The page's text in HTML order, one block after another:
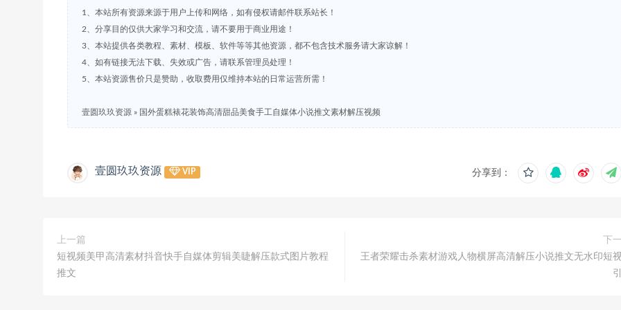
1、本站所有资源来源于用户上传和网络，如有侵权请邮件联系站长！
2、分享目的仅供大家学习和交流，请不要用于商业用途！
3、本站提供各类教程、素材、模板、软件等等其他资源，都不包含技术服务请大家谅解！
4、如有链接无法下载、失效或广告，请联系管理员处理！
5、本站资源售价只是赞助，收取费用仅维持本站的日常运营所需！
壹圆玖玖资源 » 国外蛋糕裱花装饰高清甜品美食手工自媒体小说推文素材解压视频
壹圆玖玖资源 VIP 分享到：
上一篇
短视频美甲高清素材抖音快手自媒体剪辑美睫解压款式图片教程
推文
下
王者荣耀击杀素材游戏人物横屏高清解压小说推文无水印短